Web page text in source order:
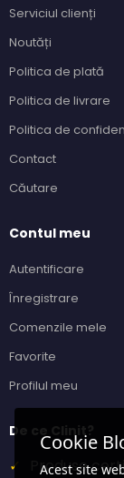
Cookie
Acest site
Serviciul clienți
Noutăți
Politica de plată
Politica de livrare
Politica de
Contact
Căutare
Contul meu
Autentificare
Înregistrare
Comenzile mele
Favorite
Profilul meu
De ce Clinit?
✓ Produse